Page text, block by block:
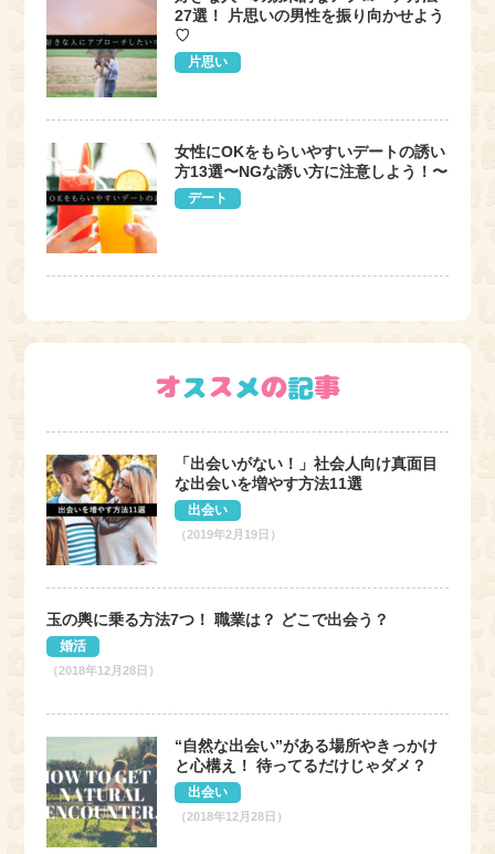
27選！ 片思いの男性を振り向かせよう
♡
片思い
女性にOKをもらいやすいデートの誘い
方13選〜NGな誘い方に注意しよう！〜
デート
「出会いがない！」社会人向け真面目
な出会いを増やす方法11選
出会い
（2019年2月19日）
玉の輿に乗る方法7つ！ 職業は？ どこで出会う？
婚活
（2018年12月28日）
“自然な出会い”がある場所やきっかけ
と心構え！ 待ってるだけじゃダメ？
出会い
（2018年12月28日）